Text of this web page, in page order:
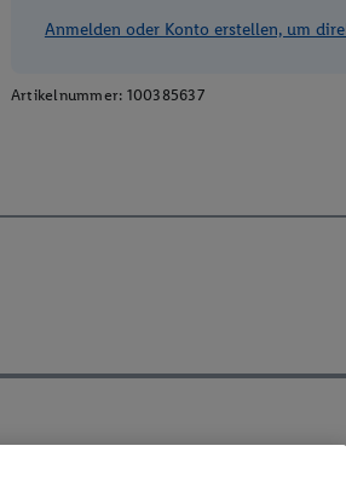
Anmelden oder Konto erstellen, um
Artikelnummer: 100385637